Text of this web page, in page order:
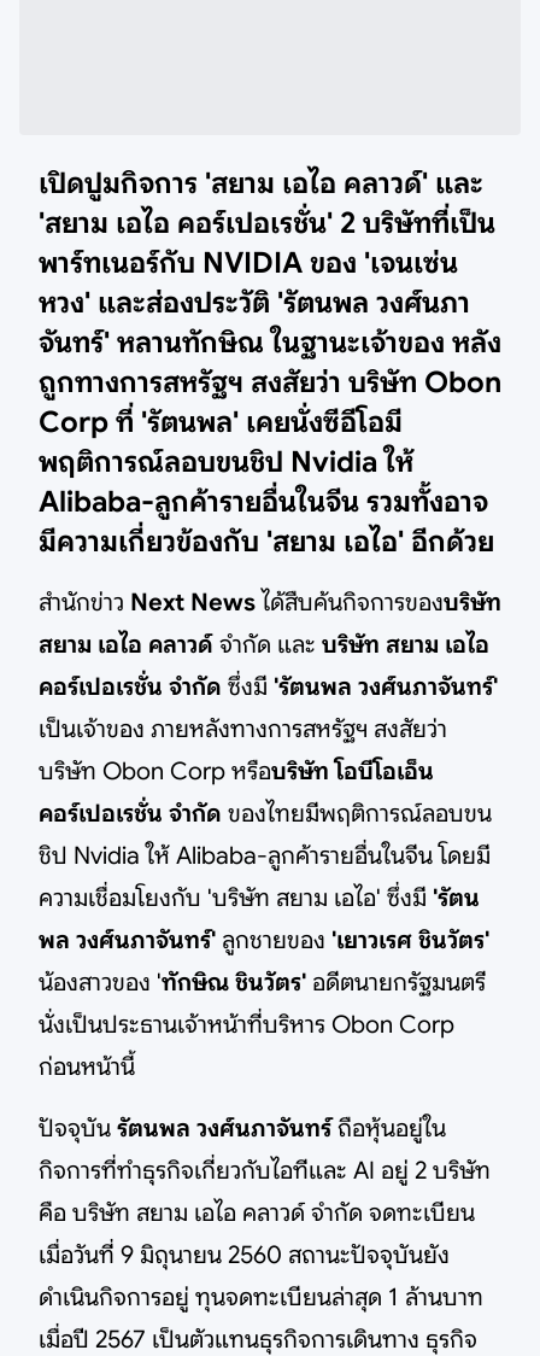
เปิดปูมกิจการ 'สยาม เอไอ คลาวด์' และ
'สยาม เอไอ คอร์เปอเรชั่น' 2 บริษัทที่เป็น
พาร์ทเนอร์กับ NVIDIA ของ 'เจนเซ่น
หวง' และส่องประวัติ 'รัตนพล วงศ์นภา
จันทร์' หลานทักษิณ ในฐานะเจ้าของ หลัง
ถูกทางการสหรัฐฯ สงสัยว่า บริษัท Obon
Corp ที่ 'รัตนพล' เคยนั่งซีอีโอมี
พฤติการณ์ลอบขนชิป Nvidia ให้
Alibaba-ลูกค้ารายอื่นในจีน รวมทั้งอาจ
มีความเกี่ยวข้องกับ 'สยาม เอไอ' อีกด้วย
สำนักข่าว Next News ได้สืบค้นกิจการของบริษัท
สยาม เอไอ คลาวด์ จำกัด และ บริษัท สยาม เอไอ
คอร์เปอเรชั่น จำกัด ซึ่งมี 'รัตนพล วงศ์นภาจันทร์'
เป็นเจ้าของ ภายหลังทางการสหรัฐฯ สงสัยว่า
บริษัท Obon Corp หรือบริษัท โอบีโอเอ็น
คอร์เปอเรชั่น จำกัด ของไทยมีพฤติการณ์ลอบขน
ชิป Nvidia ให้ Alibaba-ลูกค้ารายอื่นในจีน โดยมี
ความเชื่อมโยงกับ 'บริษัท สยาม เอไอ' ซึ่งมี 'รัตน
พล วงศ์นภาจันทร์' ลูกชายของ 'เยาวเรศ ชินวัตร'
น้องสาวของ 'ทักษิณ ชินวัตร' อดีตนายกรัฐมนตรี
นั่งเป็นประธานเจ้าหน้าที่บริหาร Obon Corp
ก่อนหน้านี้
ปัจจุบัน รัตนพล วงศ์นภาจันทร์ถือหุ้นอยู่ใน
กิจการที่ทำธุรกิจเกี่ยวกับไอทีและ AI อยู่ 2 บริษัท
คือ บริษัท สยาม เอไอ คลาวด์ จำกัด จดทะเบียน
เมื่อวันที่ 9 มิถุนายน 2560 สถานะปัจจุบันยัง
ดำเนินกิจการอยู่ ทุนจดทะเบียนล่าสุด 1 ล้านบาท
เมื่อปี 2567 เป็นตัวแทนธุรกิจการเดินทาง ธุรกิจ